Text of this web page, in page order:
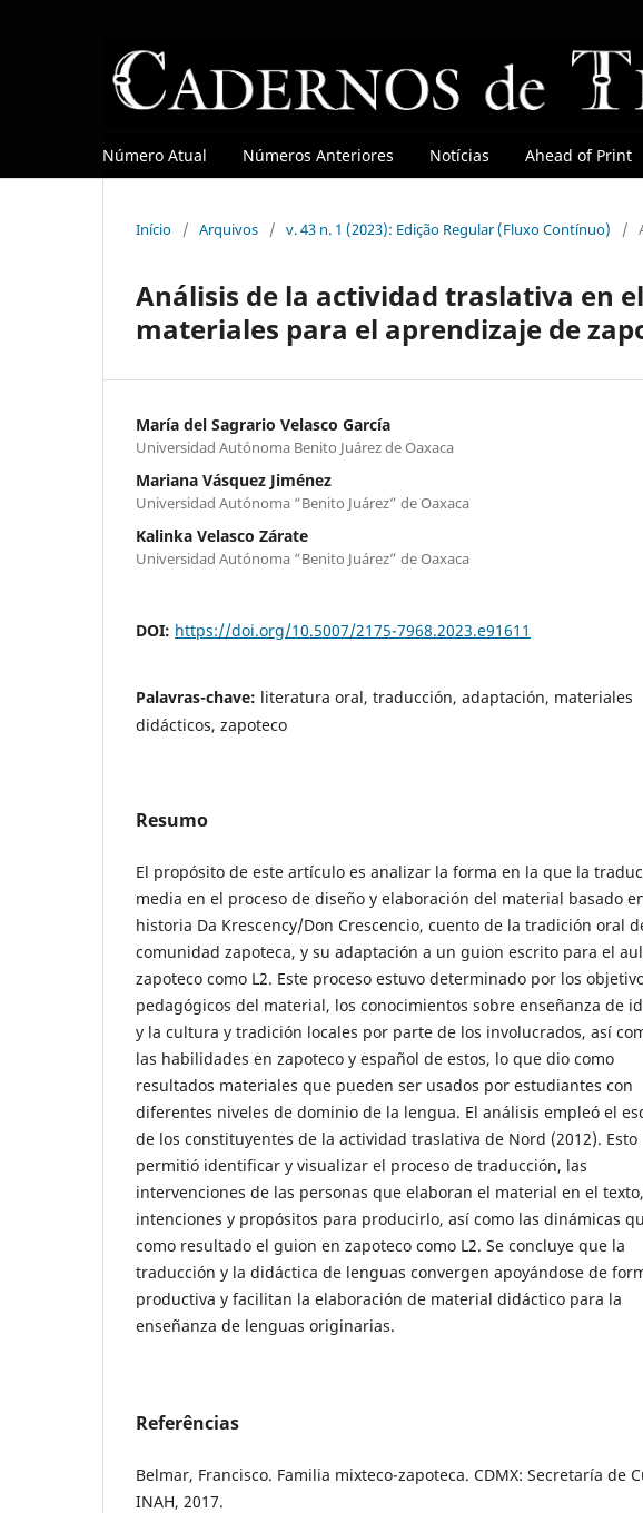
Número Atual Números Anteriores Notícias Ahead of Print
Início / Arquivos / v. 43 n. 1 (2023): Edição Regular (Fluxo Contínuo) /
Análisis de la actividad traslativa en
materiales para el aprendizaje de
María del Sagrario Velasco García
Universidad Autónoma Benito Juárez de Oaxaca
Mariana Vásquez Jiménez
Universidad Autónoma “Benito Juárez” de Oaxaca
Kalinka Velasco Zárate
Universidad Autónoma “Benito Juárez” de Oaxaca
DOI: https://doi.org/10.5007/2175-7968.2023.e91611
Palavras-chave: literatura oral, traducción, adaptación, materiales
didácticos, zapoteco
Resumo
El propósito de este artículo es analizar la forma en la que la
media en el proceso de diseño y elaboración del material basado
historia Da Krescency/Don Crescencio, cuento de la tradición oral
comunidad zapoteca, y su adaptación a un guion escrito para el
zapoteco como L2. Este proceso estuvo determinado por los
pedagógicos del material, los conocimientos sobre enseñanza de
y la cultura y tradición locales por parte de los involucrados, así
las habilidades en zapoteco y español de estos, lo que dio como
resultados materiales que pueden ser usados por estudiantes con
diferentes niveles de dominio de la lengua. El análisis empleó el
de los constituyentes de la actividad traslativa de Nord (2012). Esto
permitió identificar y visualizar el proceso de traducción, las
intervenciones de las personas que elaboran el material en el
intenciones y propósitos para producirlo, así como las dinámicas
como resultado el guion en zapoteco como L2. Se concluye que la
traducción y la didáctica de lenguas convergen apoyándose de
productiva y facilitan la elaboración de material didáctico para la
enseñanza de lenguas originarias.
Referências
Belmar, Francisco. Familia mixteco-zapoteca. CDMX: Secretaría de
INAH, 2017.